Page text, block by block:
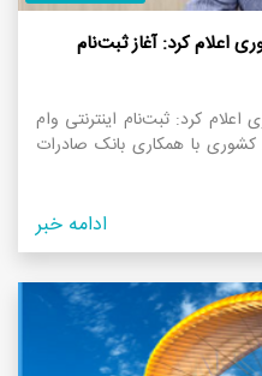
اعلام کرد: آغاز ثبت‌نام
کرد: ثبت‌نام اینترنتی وام
کشوری با همکاری بانک صادرات
ادامه خبر